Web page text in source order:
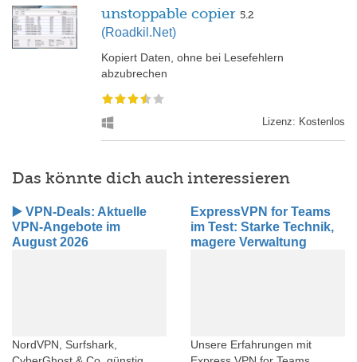
unstoppable copier 5.2
(Roadkil.Net)
Kopiert Daten, ohne bei Lesefehlern
abzubrechen
Lizenz: Kostenlos
Das könnte dich auch interessieren
▶️ VPN-Deals: Aktuelle
VPN-Angebote im
August 2026
NordVPN, Surfshark,
ExpressVPN for Teams
im Test: Starke Technik,
magere Verwaltung
Unsere Erfahrungen mit